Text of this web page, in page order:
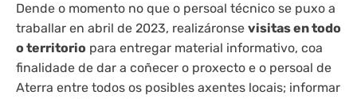
Dende o momento no que o persoal técnico se puxo a
traballar en abril de 2023, realizáronse visitas en todo
o territorio para entregar material informativo, coa
finalidade de dar a coñecer o proxecto e o persoal de
Aterra entre todos os posibles axentes locais; informar